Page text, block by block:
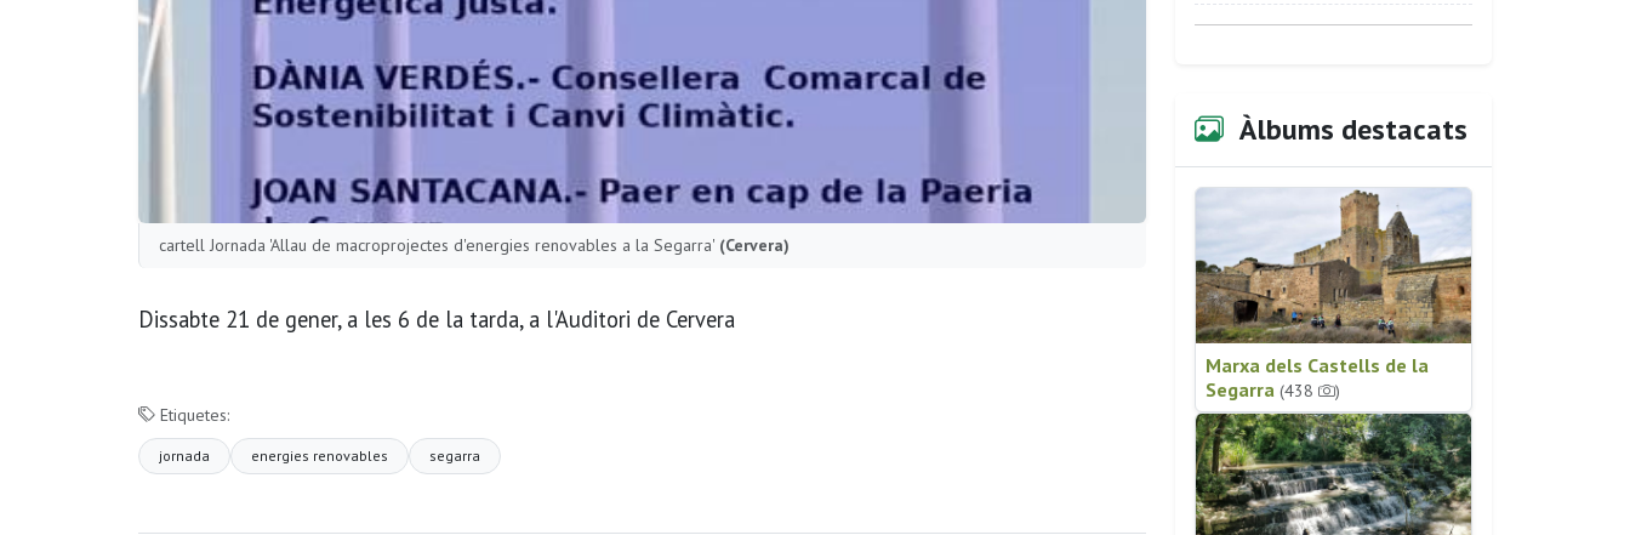
cartell Jornada 'Allau de macroprojectes d'energies renovables a la Segarra' (Cervera)
Dissabte 21 de gener, a les 6 de la tarda, a l'Auditori de Cervera
Etiquetes:
jornada energies renovables segarra
Àlbums destacats
Marxa dels Castells de la
Segarra (438 )